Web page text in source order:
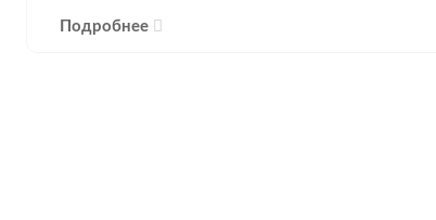
Подробнее